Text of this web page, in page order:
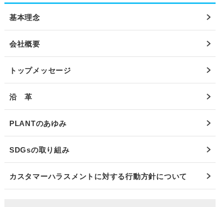
基本理念
会社概要
トップメッセージ
沿 革
PLANTのあゆみ
SDGsの取り組み
カスタマーハラスメントに対する行動方針について